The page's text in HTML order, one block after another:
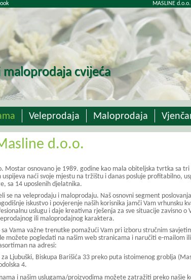
MASLINE
cvijeća
Veleprodaja Maloprodaja
d.o.o.
Mostar osnovano je 1989. godine kao mala obiteljska tvrtka sa tri
naći svoje mjestu na tržištu i danas posluje profitabilno,
sa 14 uposlenih djelatnika.
se na veleprodaju i maloprodaju. Naš osnovni segment
iskustvo i povjerenje naših korisnika jamči Vam vrhunsku
uslugu i daje kreativna rješenja za sve situacije zavisno o
ili maloprodajnog karaktera.
Vama važne trenutke pomažući Vam pri izboru stručnim
možete pogledati na našim web stranicama i naručiti e-mailom
na adresi:
Ljubuški, Biskupa Barišića 33 preko puta istoimenog groblja
4.
i našim uslugama/proizvodima možete zatražiti preko našie